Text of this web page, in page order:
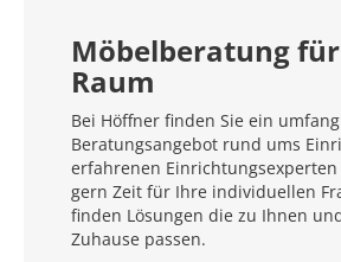
Möbelberatung
Raum
Bei Höffner finden Sie ein
Beratungsangebot rund ums
erfahrenen
gern Zeit für Ihre individuellen
finden Lösungen die zu Ihnen
Zuhause passen.